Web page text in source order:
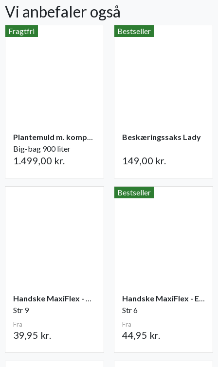
Vi anbefaler også
Fragtfri
Plantemuld m. kompost fra Champost
Big-bag 900 liter
1.499,00 kr.
Bestseller
Beskæringssaks Lady
149,00 kr.
Handske MaxiFlex - Ultimate
Str 9
Fra
39,95 kr.
Bestseller
Handske MaxiFlex - Endurance
Str 6
Fra
44,95 kr.